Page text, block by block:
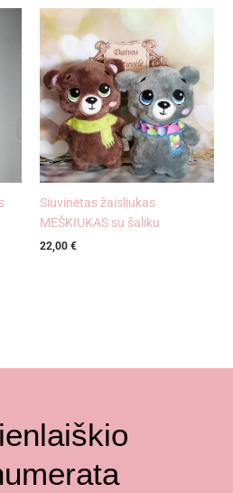
Siuvinėtas žaisliukas
MEŠKIUKAS su šaliku
22,00 €